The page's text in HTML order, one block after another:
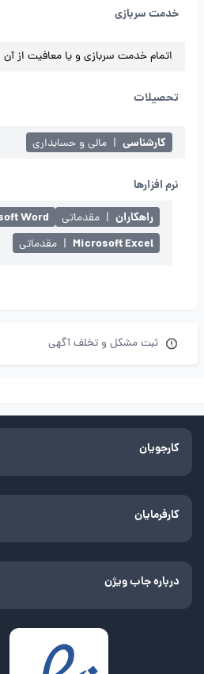
خدمت سربازی
اتمام خدمت سربازی و یا معافیت از
تحصیلات
کارشناسی | مالی و حسابداری
نرم افزارها
راهکاران | مقدماتی Word
Microsoft Excel
| مقدماتی
ثبت مشکل و تخلف آگهی
کارجویان
کارفرمایان
درباره جاب ویژن